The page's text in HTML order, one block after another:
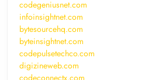
codegeniusnet.com
infoinsightnet.com
bytesourcehq.com
byteinsightnet.com
codepulsetechco.com
digizineweb.com